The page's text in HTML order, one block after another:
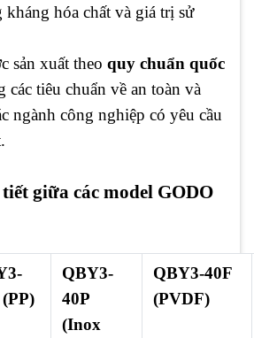
kháng hóa chất và giá trị sử
sản xuất theo quy chuẩn quốc
các tiêu chuẩn về an toàn và
ngành công nghiệp có yêu cầu
giữa các model GODO
QBY3-
40P
(Inox
QBY3-40F
(PVDF)